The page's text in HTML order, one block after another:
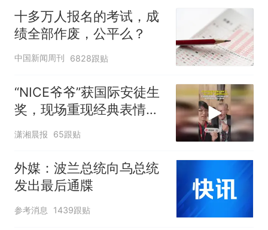
核查
搜，网友：天塌了！
热
十多万人报名的考试，成绩
全部作废，公平么？
十多万人报名的考试，成
绩全部作废，公平么？
中国新闻周刊 6828跟贴
“NICE爷爷”获国际安徒生
奖，现场重现经典表情
包，向中国粉丝问好
潇湘晨报 65跟贴
外媒：波兰总统向乌总统
发出最后通牒
参考消息 1439跟贴